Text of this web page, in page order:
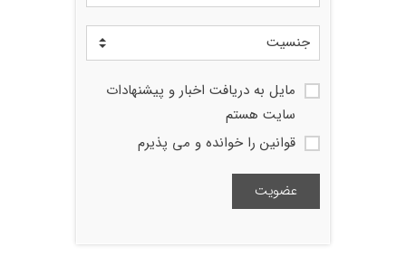
مایل به دریافت اخبار و پیشنهادات
سایت هستم
قوانین را خوانده و می پذیرم
عضویت